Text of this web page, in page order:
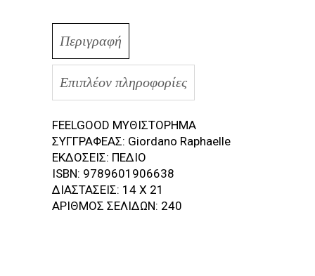
Περιγραφή
Επιπλέον πληροφορίες
FEELGOOD ΜΥΘΙΣΤΟΡΗΜΑ
ΣΥΓΓΡΑΦΕΑΣ: Giordano Raphaelle
ΕΚΔΟΣΕΙΣ: ΠΕΔΙΟ
ISBN: 9789601906638
ΔΙΑΣΤΑΣΕΙΣ: 14 X 21
ΑΡΙΘΜΟΣ ΣΕΛΙΔΩΝ: 240